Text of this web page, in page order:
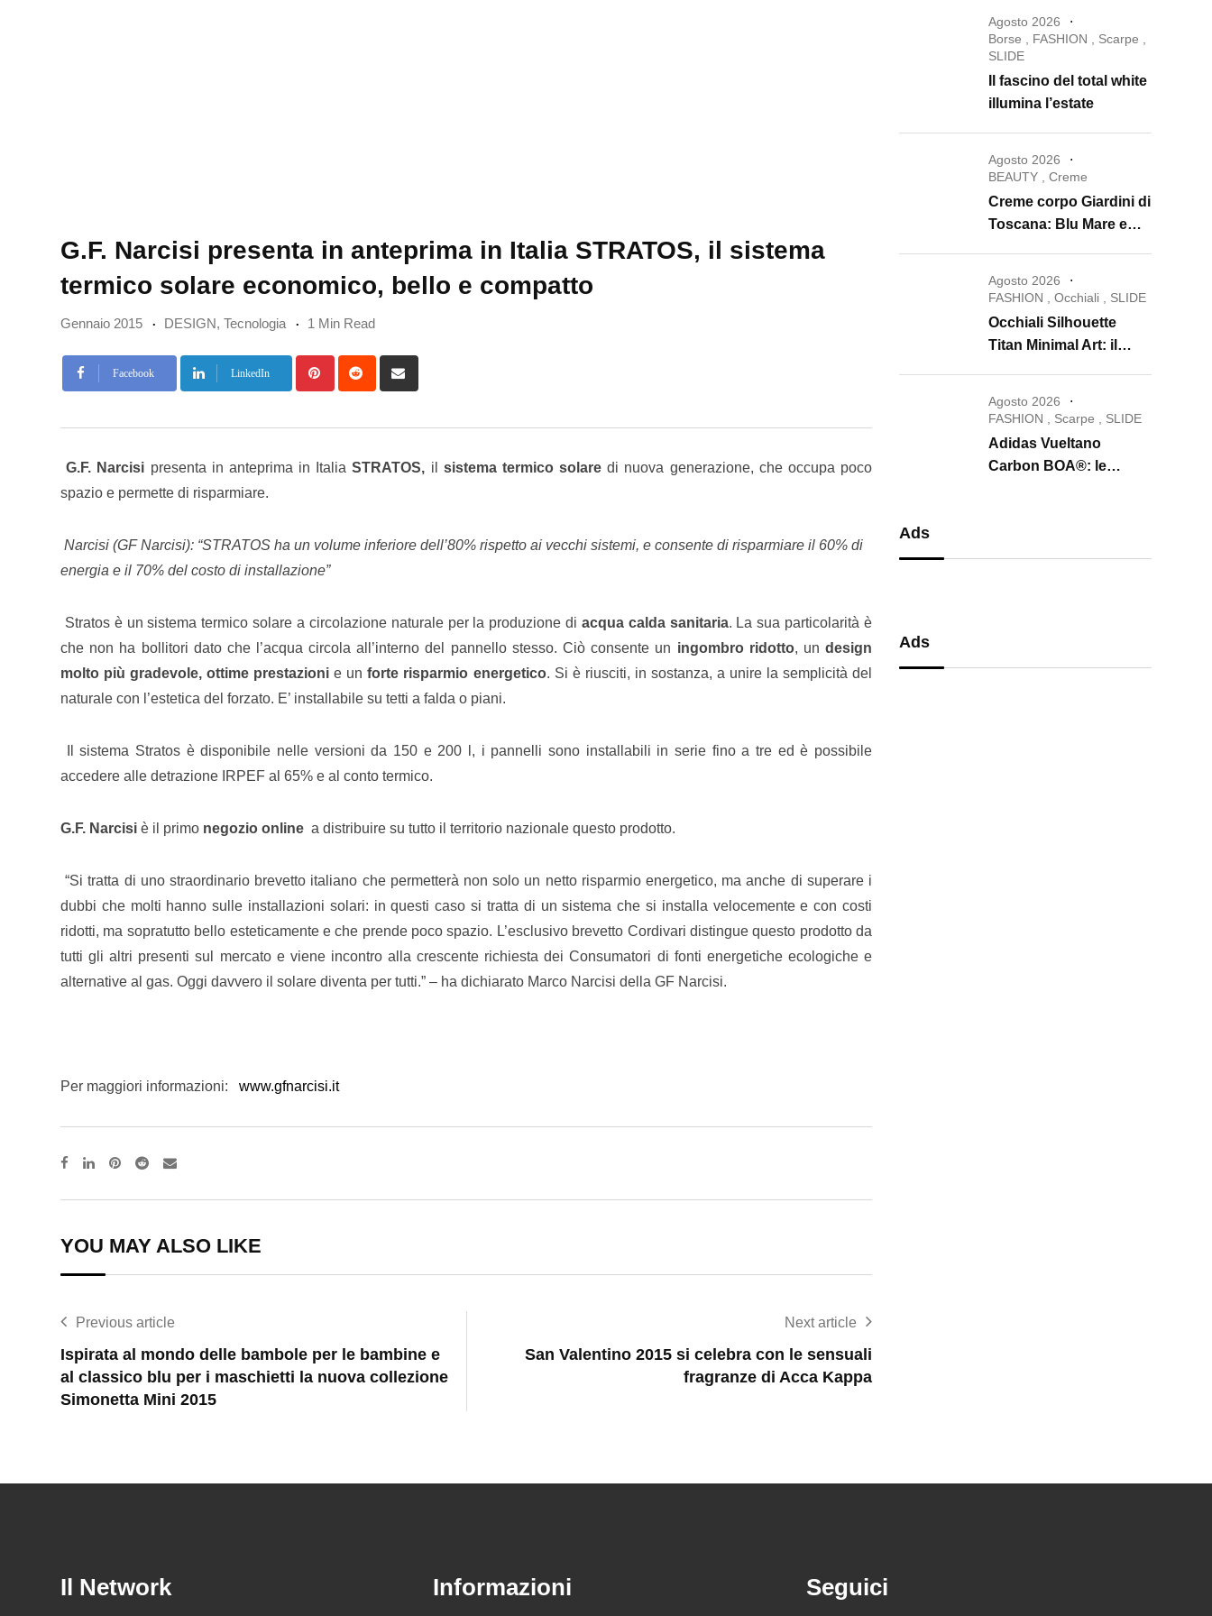
G.F. Narcisi presenta in anteprima in Italia STRATOS, il sistema
termico solare economico, bello e compatto
Gennaio 2015 DESIGN, Tecnologia 1 Min Read
Facebook LinkedIn PinterestReddit
via
G.F. Narcisi presenta in anteprima in Italia STRATOS, il sistema termico solaredi nuova generazione, che occupa poco
spazio e permette di risparmiare.
Narcisi (GF Narcisi): “STRATOS ha un volume inferiore dell’80% rispetto ai vecchi sistemi, e consente di risparmiare il 60% di
energia e il 70% del costo di installazione”
Stratos è un sistema termico solare a circolazione naturale per la produzione di acqua calda sanitaria. La sua particolarità è
che non ha bollitori dato che l’acqua circola all’interno del pannello stesso. Ciò consente un ingombro ridotto, undesign
molto più gradevole, ottime prestazioni e unforte risparmio energetico. Si è riusciti, in sostanza, a unire la semplicità del
naturale con l’estetica del forzato. E’ installabile su tetti a falda o piani.
Il sistema Stratos è disponibile nelle versioni da 150 e 200 l, i pannelli sono installabili in serie fino a tre ed è possibile
accedere alle detrazione IRPEF al 65% e al conto termico.
G.F. Narcisi è il primo negozio online a distribuire su tutto il territorio nazionale questo prodotto.
“Si tratta di uno straordinario brevetto italiano che permetterà non solo un netto risparmio energetico, ma anche di superare i
dubbi che molti hanno sulle installazioni solari: in questi caso si tratta di un sistema che si installa velocemente e con costi
ridotti, ma sopratutto bello esteticamente e che prende poco spazio. L’esclusivo brevetto Cordivari distingue questo prodotto da
tutti gli altri presenti sul mercato e viene incontro alla crescente richiesta dei Consumatori di fonti energetiche ecologiche e
alternative al gas. Oggi davvero il solare diventa per tutti.” – ha dichiarato Marco Narcisi della GF Narcisi.
Per maggiori informazioni: www.gfnarcisi.it
Pinterest
RedditShare
YOU MAY ALSO LIKE
Previous article
Ispirata al mondo delle bambole per le bambine e
al classico blu per i maschietti la nuova collezione
Simonetta Mini 2015
Next article
San Valentino 2015 si celebra con le sensuali
fragranze di Acca Kappa
Agosto 2026
Borse
FASHION Scarpe
SLIDE
Il fascino del total white
illumina l’estate
Agosto 2026
BEAUTY
Creme
Creme corpo Giardini di
Toscana: Blu Mare e
di lusso
Agosto 2026
FASHION
Occhiali SLIDE
Occhiali Silhouette
Titan Minimal Art: il
conquista il 2026
Agosto 2026
FASHION
Scarpe SLIDE
Adidas Vueltano
Carbon BOA®: le
precisione
Ads
Ads
Il Network Informazioni Seguici